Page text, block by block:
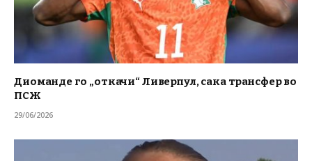
Диоманде го „откачи“ Ливерпул, сака трансфер во
ПСЖ
29/06/2026